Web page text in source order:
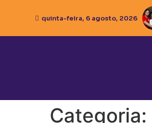
quinta-feira, 6 agosto, 2026
Categoria: